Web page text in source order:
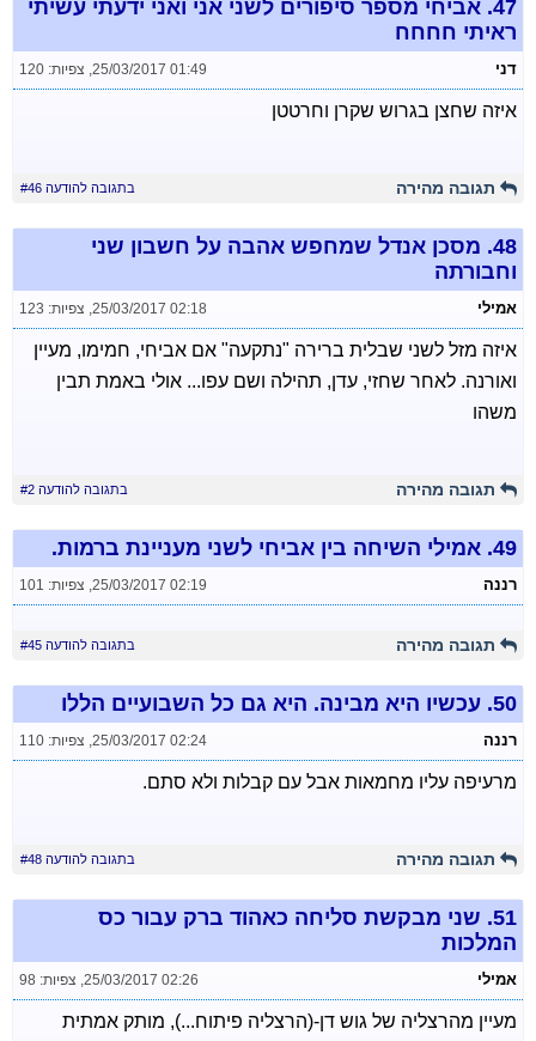
47. אביחי מספר סיפורים לשני אני ואני ידעתי עשיתי
ראיתי חחחח
דני 25/03/2017 01:49
, צפיות: 120
איזה שחצן בגרוש שקרן וחרטטן
תגובה מהירה בתגובה להודעה #46
48. מסכן אנדל שמחפש אהבה על חשבון שני
וחבורתה
אמילי 25/03/2017 02:18
, צפיות: 123
איזה מזל לשני שבלית ברירה "נתקעה" אם אביחי, חמימו, מעיין
ואורנה. לאחר שחזי, עדן, תהילה ושם עפו... אולי באמת תבין
משהו
תגובה מהירה בתגובה להודעה #2
49. אמילי השיחה בין אביחי לשני מעניינת ברמות.
רננה 25/03/2017 02:19
, צפיות: 101
תגובה מהירה בתגובה להודעה #45
50. עכשיו היא מבינה. היא גם כל השבועיים הללו
רננה 25/03/2017 02:24
, צפיות: 110
מרעיפה עליו מחמאות אבל עם קבלות ולא סתם.
תגובה מהירה בתגובה להודעה #48
51. שני מבקשת סליחה כאהוד ברק עבור כס
המלכות
אמילי 25/03/2017 02:26
, צפיות: 98
מעיין מהרצליה של גוש דן-(הרצליה פיתוח...), מותק אמתית